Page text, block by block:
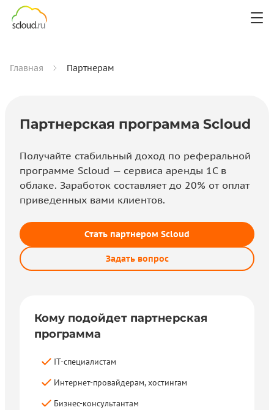
Главная Партнерам
Партнерская программа Scloud
Получайте стабильный доход по реферальной
программе Scloud — сервиса аренды 1С в
облаке. Заработок составляет до 20% от оплат
приведенных вами клиентов.
Стать партнером Scloud
Задать вопрос
Кому подойдет партнерская
программа
IT-специалистам
Интернет-провайдерам, хостингам
Бизнес-консультантам